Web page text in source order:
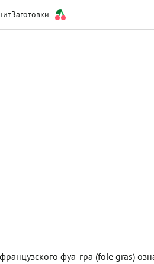
Заготовки
фуа-гра (foie gras)